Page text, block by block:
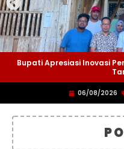
Bupati Apresiasi Inovasi
06/08/2026